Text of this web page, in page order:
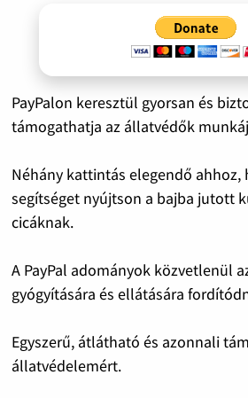
PayPalon keresztül gyorsan és
támogathatja az állatvédők
Néhány kattintás elegendő ahhoz,
segítséget nyújtson a bajba jutott
cicáknak.
A PayPal adományok közvetlenül
gyógyítására és ellátására
Egyszerű, átlátható és azonnali
állatvédelemért.